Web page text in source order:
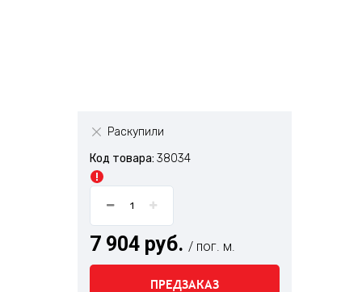
Раскупили
Код товара: 38034
7 904 руб. / пог. м.
ПРЕДЗАКАЗ